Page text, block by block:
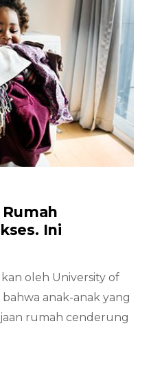
Ini
oleh University of
anak-anak yang
rumah cenderung